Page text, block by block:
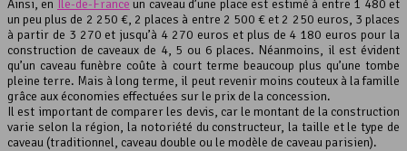
Ainsi, en Île-de-France un caveau d’une place est estimé à entre 1 480 et
un peu plus de 2 250 €, 2 places à entre 2 500 € et 2 250 euros, 3 places
à partir de 3 270 et jusqu’à 4 270 euros et plus de 4 180 euros pour la
construction de caveaux de 4, 5 ou 6 places. Néanmoins, il est évident
qu’un caveau funèbre coûte à court terme beaucoup plus qu’une tombe
pleine terre. Mais à long terme, il peut revenir moins couteux à la famille
grâce aux économies effectuées sur le prix de la concession.
Il est important de comparer les devis, car le montant de la construction
varie selon la région, la notoriété du constructeur, la taille et le type de
caveau (traditionnel, caveau double ou le modèle de caveau parisien).